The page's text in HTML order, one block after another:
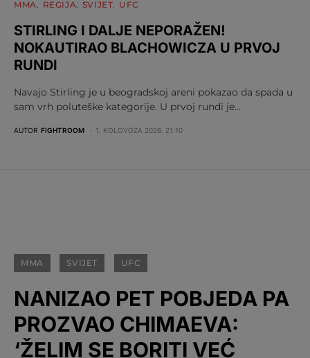
MMA REGIJA SVIJET UFC
STIRLING I DALJE NEPORAŽEN!
NOKAUTIRAO BLACHOWICZA U PRVOJ
RUNDI
Navajo Stirling je u beogradskoj areni pokazao da spada u
sam vrh poluteške kategorije. U prvoj rundi je…
AUTOR FIGHTROOM 1. KOLOVOZA 2026. 21:10
MMA SVIJET UFC
NANIZAO PET POBJEDA PA
PROZVAO CHIMAEVA:
‘ŽELIM SE BORITI VEĆ